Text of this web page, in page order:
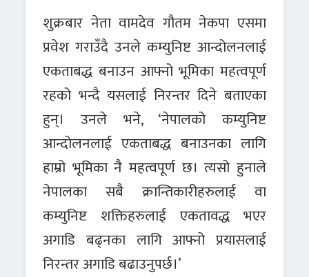
शुक्रबार नेता वामदेव गौतम नेकपा एसमा
प्रवेश गराउँदै उनले कम्युनिष्ट आन्दोलनलाई
एकताबद्ध बनाउन आफ्नो भूमिका महत्वपूर्ण
रहको भन्दै यसलाई निरन्तर दिने बताएका
हुन्। उनले भने, ‘नेपालको कम्युनिष्ट
आन्दोलनलाई एकताबद्ध बनाउनका लागि
हाम्रो भूमिका नै महत्वपूर्ण छ। त्यसो हुनाले
नेपालका सबै क्रान्तिकारीहरुलाई वा
कम्युनिष्ट शक्तिहरुलाई एकतावद्ध भएर
अगाडि बढ्नका लागि आफ्नो प्रयासलाई
निरन्तर अगाडि बढाउनुपर्छ।’